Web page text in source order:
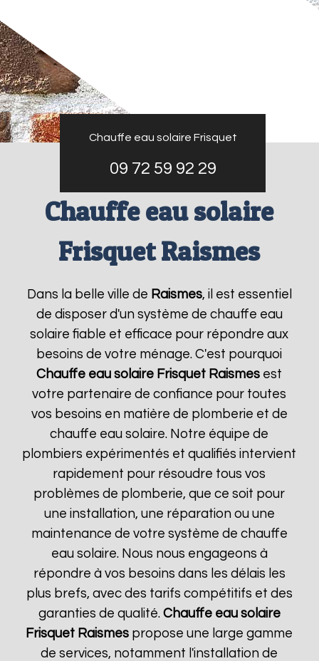
Chauffe eau solaire Frisquet
09 72 59 92 29
Chauffe eau solaire
Frisquet Raismes
Dans la belle ville de Raismes, il est essentiel
de disposer d'un système de chauffe eau
solaire fiable et efficace pour répondre aux
besoins de votre ménage. C'est pourquoi
Chauffe eau solaire Frisquet Raismes est
votre partenaire de confiance pour toutes
vos besoins en matière de plomberie et de
chauffe eau solaire. Notre équipe de
plombiers expérimentés et qualifiés intervient
rapidement pour résoudre tous vos
problèmes de plomberie, que ce soit pour
une installation, une réparation ou une
maintenance de votre système de chauffe
eau solaire. Nous nous engageons à
répondre à vos besoins dans les délais les
plus brefs, avec des tarifs compétitifs et des
garanties de qualité. Chauffe eau solaire
Frisquet Raismes propose une large gamme
de services, notamment l'installation de